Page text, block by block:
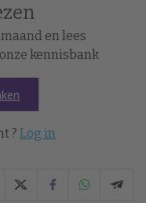
en lees
kennisbank
? Log in